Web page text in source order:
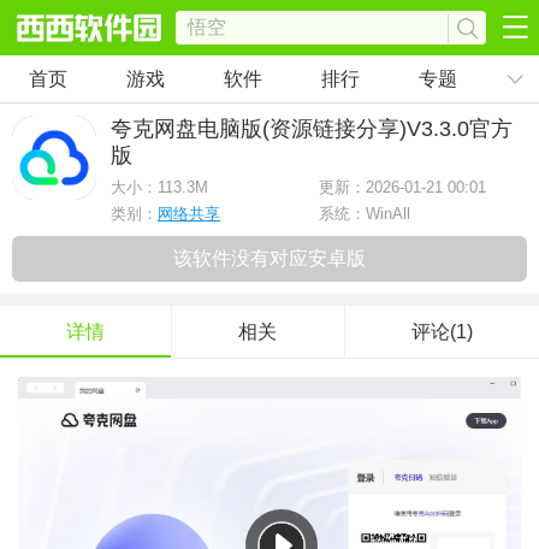
首页 游戏 软件 排行 专题
夸克网盘电脑版(资源链接分享)V3.3.0官方
版
大小： 113.3M
更新：2026-01-21 00:01
类别： 网络共享 系统：WinAll
该软件没有对应安卓版
详情 相关 评论(1)